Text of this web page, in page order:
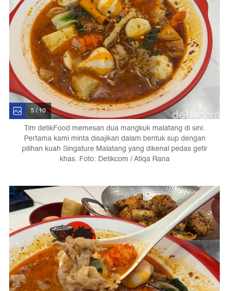
5 / 10
Tim detikFood memesan dua mangkuk malatang di sini.
Pertama kami minta disajikan dalam bentuk sup dengan
pilihan kuah Singature Malatang yang dikenal pedas getir
khas. Foto: Detikcom / Atiqa Rana